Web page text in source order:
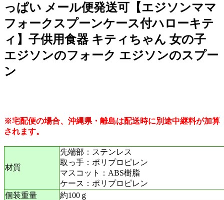
っぱい メール便発送可【エジソンママ
フォークスプーンケース付ハローキテ
ィ】子供用食器 キティちゃん 女の子
エジソンのフォーク エジソンのスプー
ン
※宅配便の場合、沖縄県・離島は配送時に別途中継料が加算
されます。
材質
先端部：ステンレス
取っ手：ポリプロピレン
マスコット：ABS樹脂
ケース：ポリプロピレン
個装重量
約100ｇ